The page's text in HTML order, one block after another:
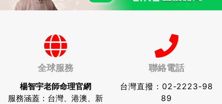
全球服務
楊智宇老師命理官網
服務涵蓋：台灣、港澳、新
聯絡電話
台灣直撥： 02-2223-98
89